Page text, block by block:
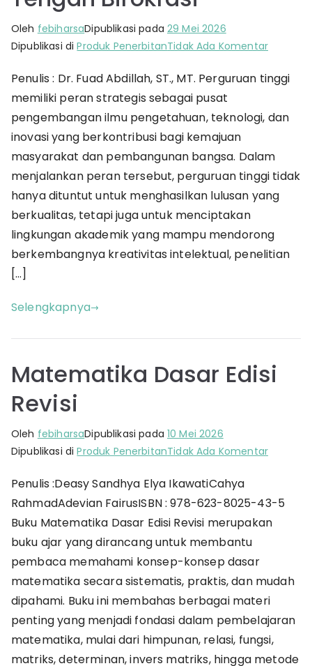
Oleh febiharsaDipublikasi pada 29 Mei 2026
Dipublikasi diProduk PenerbitanTidak Ada Komentarpada
Dosen
Pergi?:
di
Birokrasi
Penulis : Dr. Fuad Abdillah, ST., MT. Perguruan tinggi
memiliki peran strategis sebagai pusat
pengembangan ilmu pengetahuan, teknologi, dan
inovasi yang berkontribusi bagi kemajuan
masyarakat dan pembangunan bangsa. Dalam
menjalankan peran tersebut, perguruan tinggi tidak
hanya dituntut untuk menghasilkan lulusan yang
berkualitas, tetapi juga untuk menciptakan
lingkungan akademik yang mampu mendorong
berkembangnya kreativitas intelektual, penelitian
[…]
Selengkapnya
Matematika Dasar Edisi
Revisi
Oleh febiharsaDipublikasi pada 10 Mei 2026
Dipublikasi diProduk PenerbitanTidak Ada Komentarpada
Edisi
Revisi
Penulis :Deasy Sandhya Elya IkawatiCahya
RahmadAdevian FairusISBN : 978-623-8025-43-5
Buku Matematika Dasar Edisi Revisi merupakan
buku ajar yang dirancang untuk membantu
pembaca memahami konsep-konsep dasar
matematika secara sistematis, praktis, dan mudah
dipahami. Buku ini membahas berbagai materi
penting yang menjadi fondasi dalam pembelajaran
matematika, mulai dari himpunan, relasi, fungsi,
matriks, determinan, invers matriks, hingga metode